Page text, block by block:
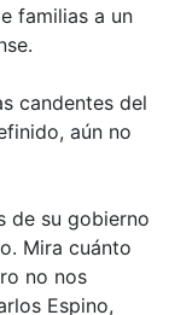
familias a un
candentes del
aún no
de su gobierno
Mira cuánto
no nos
Espino,